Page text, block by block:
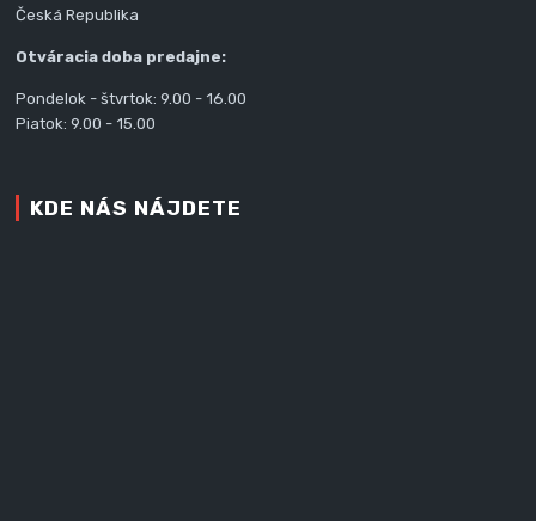
Česká Republika
Otváracia doba predajne:
Pondelok - štvrtok: 9.00 - 16.00
Piatok: 9.00 - 15.00
KDE NÁS NÁJDETE